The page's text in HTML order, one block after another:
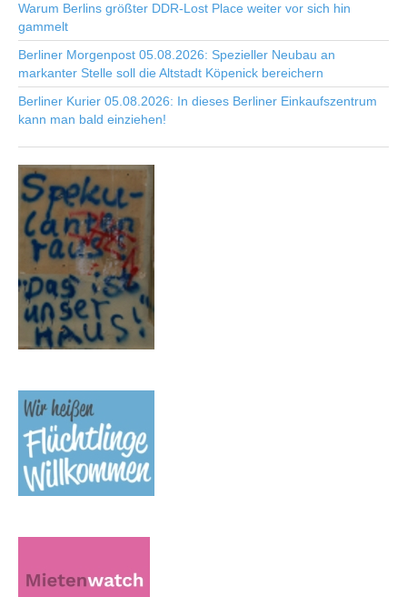
Warum Berlins größter DDR-Lost Place weiter vor sich hin
gammelt
Berliner Morgenpost 05.08.2026: Spezieller Neubau an
markanter Stelle soll die Altstadt Köpenick bereichern
Berliner Kurier 05.08.2026: In dieses Berliner Einkaufszentrum
kann man bald einziehen!